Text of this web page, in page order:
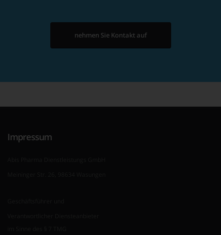
nehmen Sie Kontakt auf
Impressum